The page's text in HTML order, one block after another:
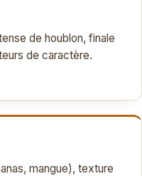
de houblon, finale
de caractère.
mangue), texture